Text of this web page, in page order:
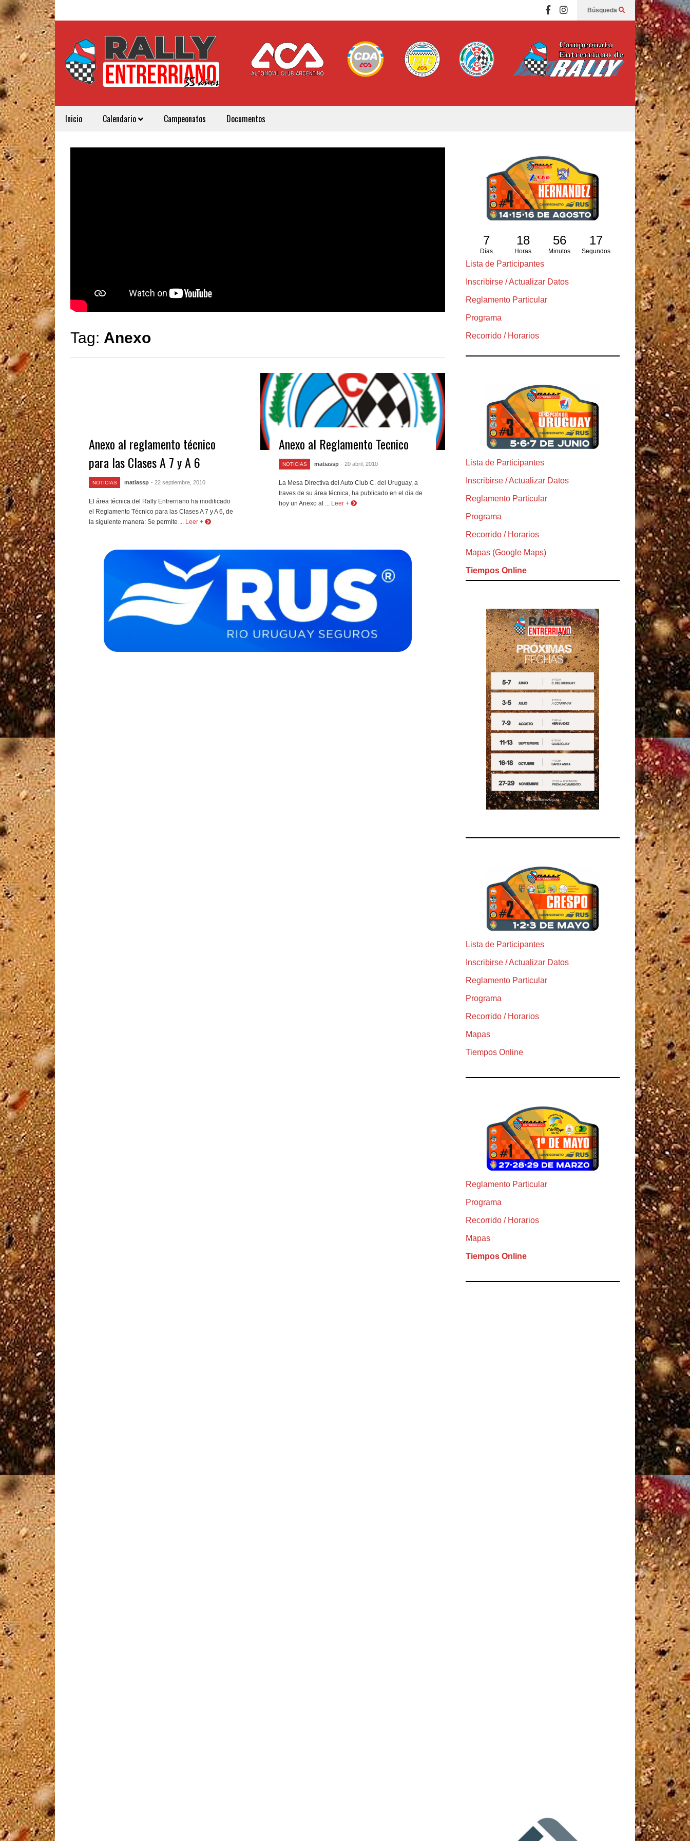
Búsqueda
Inicio Calendario Campeonatos Documentos
Tag: Anexo
Anexo al reglamento técnico
para las Clases A 7 y A 6
NOTICIAS matiassp - 22 septiembre, 2010
El área técnica del Rally Entrerriano ha modificado
el Reglamento Técnico para las Clases A 7 y A 6, de
la siguiente manera: Se permite ...
Leer +
Anexo al Reglamento Tecnico
NOTICIAS matiassp - 20 abril, 2010
La Mesa Directiva del Auto Club C. del Uruguay, a
traves de su área técnica, ha publicado en el día de
hoy un Anexo al ...
Leer +
7
Días
18
Horas
56
Minutos
15
Segundos
Lista de Participantes
Inscribirse / Actualizar Datos
Reglamento Particular
Programa
Recorrido / Horarios
Lista de Participantes
Inscribirse / Actualizar Datos
Reglamento Particular
Programa
Recorrido / Horarios
Mapas (Google Maps)
Tiempos Online
Lista de Participantes
Inscribirse / Actualizar Datos
Reglamento Particular
Programa
Recorrido / Horarios
Mapas
Tiempos Online
Reglamento Particular
Programa
Recorrido / Horarios
Mapas
Tiempos Online